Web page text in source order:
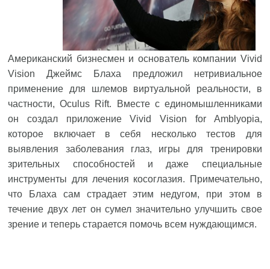
Американский бизнесмен и основатель компании Vivid
Vision Джеймс Блаха предложил нетривиальное
применение для шлемов виртуальной реальности, в
частности, Oculus Rift. Вместе с единомышленниками
он создал приложение Vivid Vision for Amblyopia,
которое включает в себя несколько тестов для
выявления заболевания глаз, игры для тренировки
зрительных способностей и даже специальные
инструменты для лечения косоглазия. Примечательно,
что Блаха сам страдает этим недугом, при этом в
течение двух лет он сумел значительно улучшить свое
зрение и теперь старается помочь всем нуждающимся.